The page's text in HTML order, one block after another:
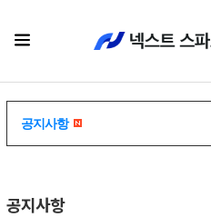
공지사항
공지사항
공지사항